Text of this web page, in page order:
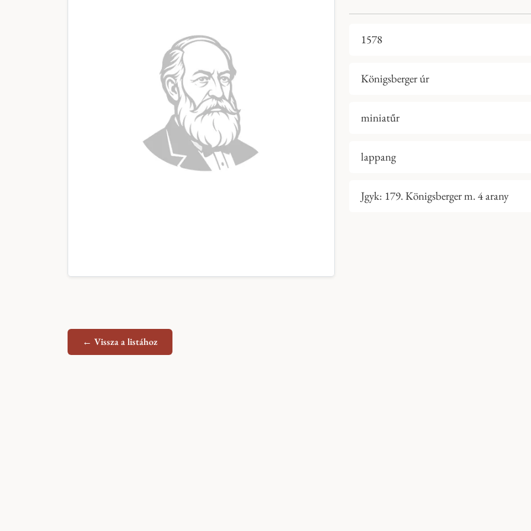
1578
Königsberger úr
miniatűr
lappang
Jgyk: 179. Königsberger m. 4 arany
← Vissza a listához